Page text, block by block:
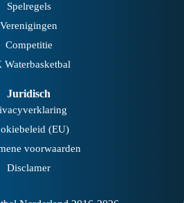
Spelregels
Verenigingen
Competitie
Waterbasketbal
Juridisch
(EU)
voorwaarden
Disclamer